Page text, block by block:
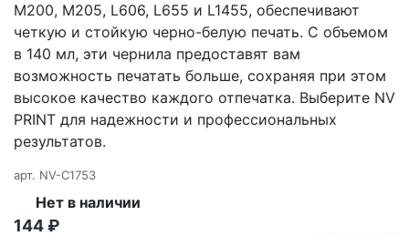
M200, M205, L606, L655 и L1455, обеспечивают
четкую и стойкую черно-белую печать. С объемом
в 140 мл, эти чернила предоставят вам
возможность печатать больше, сохраняя при этом
высокое качество каждого отпечатка. Выберите NV
PRINT для надежности и профессиональных
результатов.
арт. NV-C1753
Нет в наличии
144₽